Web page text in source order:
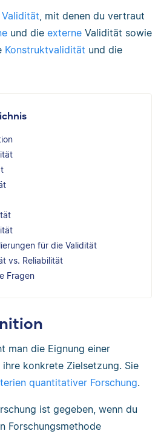
, mit denen du vertraut
und die externe Validität sowie
Konstruktvalidität und die
für die Validität
vs. Reliabilität
Fragen
man die Eignung einer
konkrete Zielsetzung. Sie
quantitativer Forschung.
ist gegeben, wenn du
Forschungsmethode